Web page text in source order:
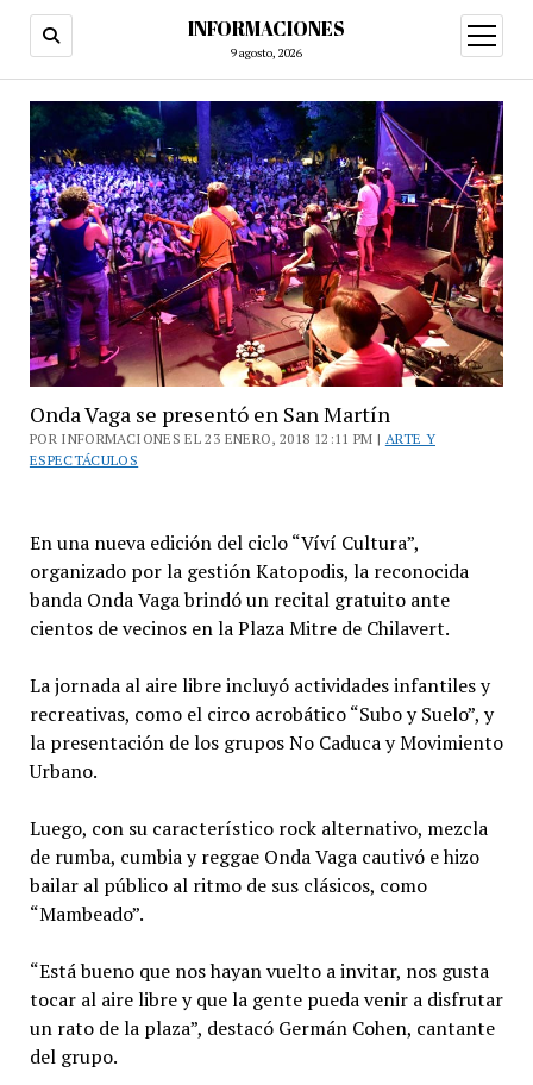
INFORMACIONES
9 agosto, 2026
abrir
menú
Onda Vaga se presentó en San Martín
POR INFORMACIONES EL 23 ENERO, 2018 12:11 PM | ARTE Y
ESPECTÁCULOS
En una nueva edición del ciclo “Víví Cultura”,
organizado por la gestión Katopodis, la reconocida
banda Onda Vaga brindó un recital gratuito ante
cientos de vecinos en la Plaza Mitre de Chilavert.
La jornada al aire libre incluyó actividades infantiles y
recreativas, como el circo acrobático “Subo y Suelo”, y
la presentación de los grupos No Caduca y Movimiento
Urbano.
Luego, con su característico rock alternativo, mezcla
de rumba, cumbia y reggae Onda Vaga cautivó e hizo
bailar al público al ritmo de sus clásicos, como
“Mambeado”.
“Está bueno que nos hayan vuelto a invitar, nos gusta
tocar al aire libre y que la gente pueda venir a disfrutar
un rato de la plaza”, destacó Germán Cohen, cantante
del grupo.